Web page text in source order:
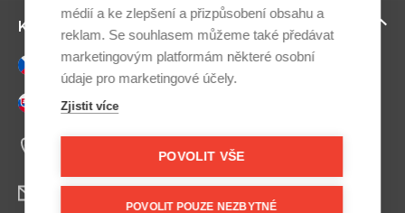
Kontaktujte nás
Česky
Slovensky
+420 607 800 100
médií a ke zlepšení a přizpůsobení obsahu a
reklam. Se souhlasem můžeme také předávat
marketingovým platformám některé osobní
údaje pro marketingové účely.
Zjistit více
POVOLIT VŠE
POVOLIT POUZE NEZBYTNÉ